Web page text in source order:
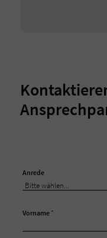
Anrede
Vorname *